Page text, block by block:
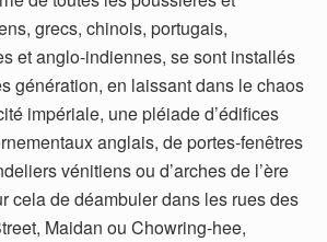
grecs, chinois, portugais,
et anglo-indiennes, se sont installés
génération, en laissant dans le chaos
impériale, une pléiade d’édifices
anglais, de portes-fenêtres
vénitiens ou d’arches de l’ère
cela de déambuler dans les rues des
Maidan ou Chowring-hee,